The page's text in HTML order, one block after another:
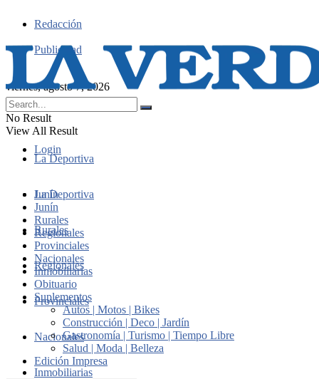
Redacción
Publicidad
viernes, agosto 7, 2026
Login
No Result
View All Result
La Deportiva
Junín
Rurales
Regionales
Provinciales
Nacionales
Inmobiliarias
La Deportiva
Junín
Rurales
Regionales
Provinciales
Nacionales
Inmobiliarias
Obituario
Suplementos
Autos | Motos | Bikes
Construcción | Deco | Jardín
Gastronomía | Turismo | Tiempo Libre
Salud | Moda | Belleza
Edición Impresa